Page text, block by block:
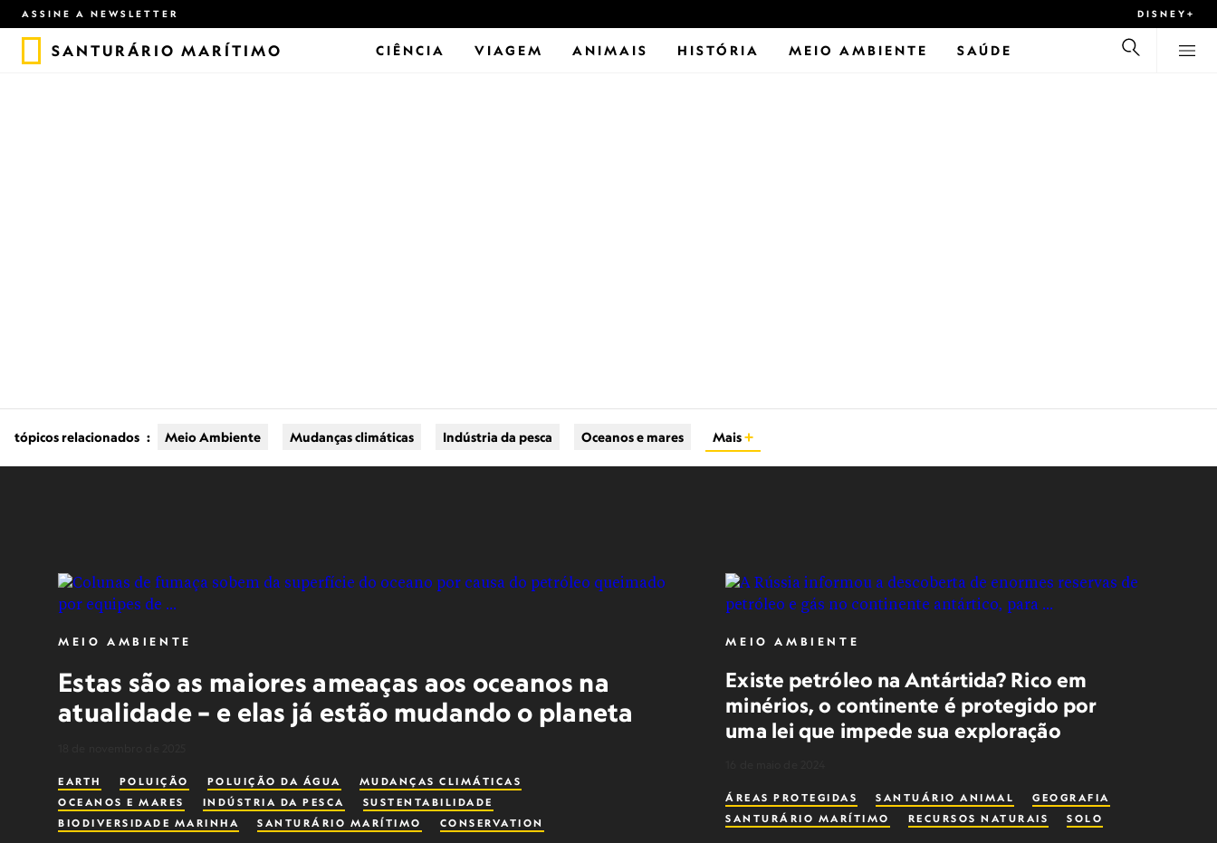
ASSINE A NEWSLETTER DISNEY+
SANTURÁRIO MARÍTIMO CIÊNCIA VIAGEM ANIMAIS HISTÓRIA MEIO AMBIENTE SAÚDE
tópicos relacionados : Meio Ambiente Mudanças climáticas Indústria da pesca Oceanos e mares Mais
MEIO AMBIENTE
Estas são as maiores ameaças aos oceanos na
atualidade – e elas já estão mudando o planeta
EARTH POLUIÇÃO POLUIÇÃO DA ÁGUA
MUDANÇAS CLIMÁTICAS
OCEANOS E MARES
INDÚSTRIA DA PESCA
SUSTENTABILIDADE
BIODIVERSIDADE MARINHA
SANTURÁRIO MARÍTIMO CONSERVATION
MEIO AMBIENTE
Existe petróleo na Antártida? Rico em
minérios, o continente é protegido por
uma lei que impede sua exploração
ÁREAS PROTEGIDAS SANTUÁRIO ANIMAL
GEOGRAFIA
SANTURÁRIO MARÍTIMO
RECURSOS NATURAIS SOLO